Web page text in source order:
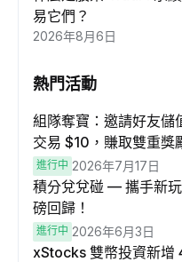
易它們？
2026年8月6日
熱門活動
組隊奪寶：邀請好友儲
交易 $10，賺取雙重獎
進行中 2026年7月17日
積分兌兌碰 — 攜手新
磅回歸！
進行中 2026年6月3日
xStocks 雙幣投資新增